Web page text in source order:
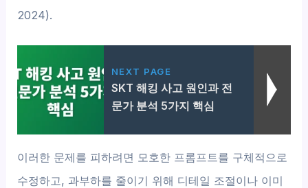
2024).
NEXT PAGE
SKT 해킹 사고 원인과 전
문가 분석 5가지 핵심
이러한 문제를 피하려면 모호한 프롬프트를 구체적으로
수정하고, 과부하를 줄이기 위해 디테일 조절이나 이미